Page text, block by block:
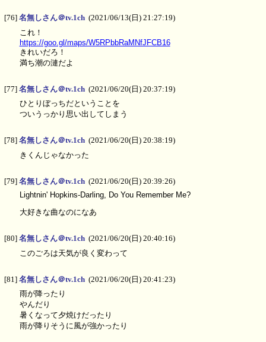
[76] 名無しさん＠tv.1ch (2021/06/13(日) 21:27:19)
これ！
https://goo.gl/maps/W5RPbbRaMNfJFCB16
きれいだろ！
満ち潮の漣だよ
[77] 名無しさん＠tv.1ch (2021/06/20(日) 20:37:19)
ひとりぼっちだということを
ついうっかり思い出してしまう
[78] 名無しさん＠tv.1ch (2021/06/20(日) 20:38:19)
きくんじゃなかった
[79] 名無しさん＠tv.1ch (2021/06/20(日) 20:39:26)
Lightnin' Hopkins-Darling, Do You Remember Me?
大好きな曲なのになあ
[80] 名無しさん＠tv.1ch (2021/06/20(日) 20:40:16)
このごろは天気が良く変わって
[81] 名無しさん＠tv.1ch (2021/06/20(日) 20:41:23)
雨が降ったり
やんだり
暑くなって夕焼けだったり
雨が降りそうに風が強かったり